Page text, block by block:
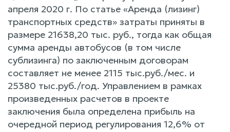
апреля 2020 г. По статье «Аренда (лизинг)
транспортных средств» затраты приняты в
размере 21638,20 тыс. руб., тогда как общая
сумма аренды автобусов (в том числе
сублизинга) по заключенным договорам
составляет не менее 2115 тыс.руб./мес. и
25380 тыс.руб./год. Управлением в рамках
произведенных расчетов в проекте
заключения была определена прибыль на
очередной период регулирования 12,6% от